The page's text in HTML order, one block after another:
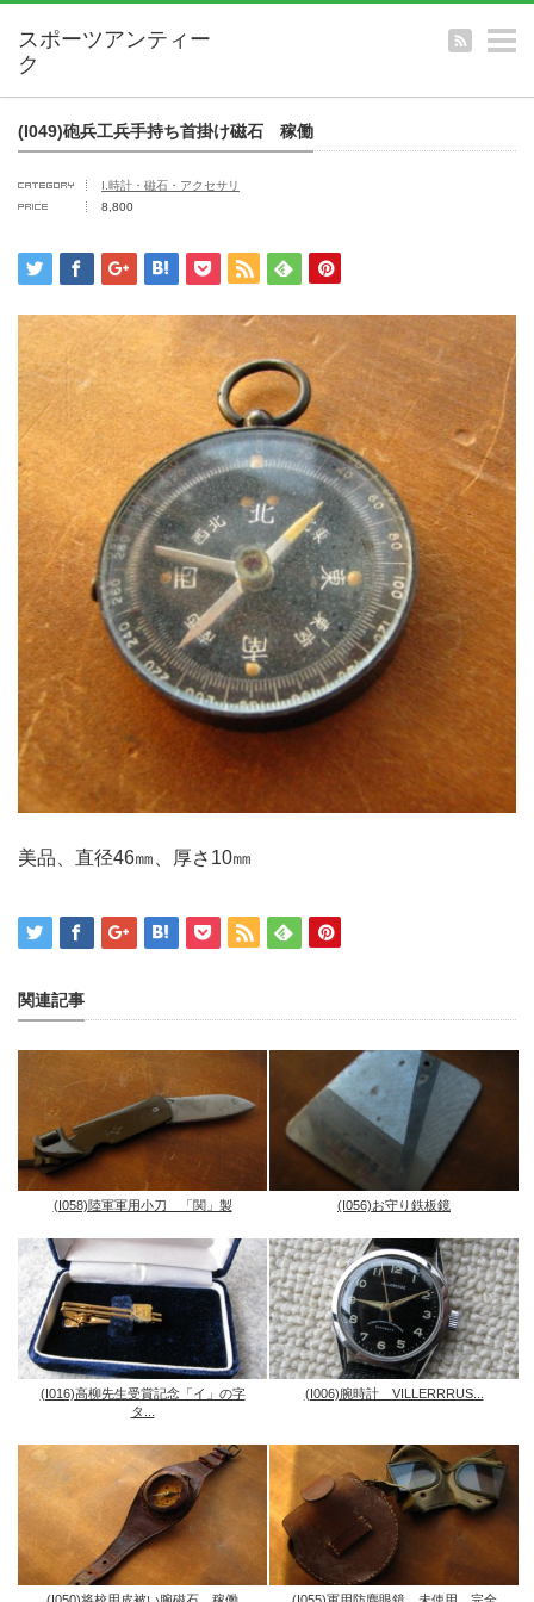
(I049)砲兵工兵手持ち首掛け磁石 稼働
I.時計・磁石・アクセサリ
8,800
美品、直径46㎜、厚さ10㎜
関連記事
(I058)陸軍軍用小刀 「関」製 (I056)お守り鉄板鏡
(I016)高柳先生受賞記念「イ」の字
タ...
(I006)腕時計 VILLERRRUS...